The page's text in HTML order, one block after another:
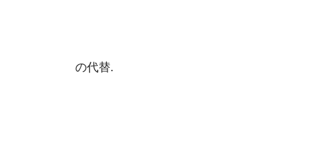
の代替.